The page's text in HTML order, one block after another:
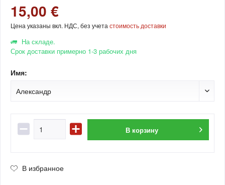
15,00 €
Цена указаны вкл. НДС, без учета стоимость доставки
На складе.
Срок доставки примерно 1-3 рабочих дня
Имя:
В корзину
В избранное